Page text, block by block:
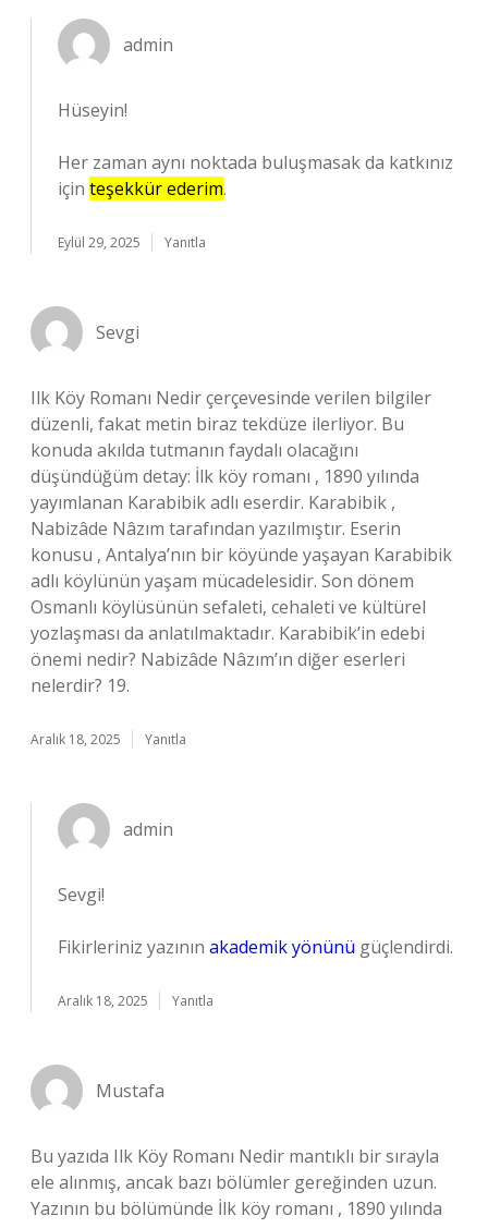
admin
Hüseyin!
Her zaman aynı noktada buluşmasak da katkınız
için teşekkür ederim.
Eylül 29, 2025 Yanıtla
Sevgi
Ilk Köy Romanı Nedir çerçevesinde verilen bilgiler
düzenli, fakat metin biraz tekdüze ilerliyor. Bu
konuda akılda tutmanın faydalı olacağını
düşündüğüm detay: İlk köy romanı , 1890 yılında
yayımlanan Karabibik adlı eserdir. Karabibik ,
Nabizâde Nâzım tarafından yazılmıştır. Eserin
konusu , Antalya’nın bir köyünde yaşayan Karabibik
adlı köylünün yaşam mücadelesidir. Son dönem
Osmanlı köylüsünün sefaleti, cehaleti ve kültürel
yozlaşması da anlatılmaktadır. Karabibik’in edebi
önemi nedir? Nabizâde Nâzım’ın diğer eserleri
nelerdir? 19.
Aralık 18, 2025 Yanıtla
admin
Sevgi!
Fikirleriniz yazının akademik yönünü güçlendirdi.
Aralık 18, 2025 Yanıtla
Mustafa
Bu yazıda Ilk Köy Romanı Nedir mantıklı bir sırayla
ele alınmış, ancak bazı bölümler gereğinden uzun.
Yazının bu bölümünde İlk köy romanı , 1890 yılında